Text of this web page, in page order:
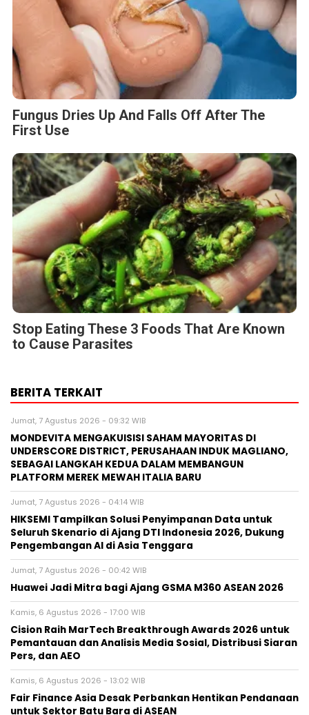
Fungus Dries Up And Falls Off After The
First Use
Stop Eating These 3 Foods That Are Known
to Cause Parasites
BERITA TERKAIT
Jumat, 7 Agustus 2026 - 09:32 WIB
MONDEVITA MENGAKUISISI SAHAM MAYORITAS DI
UNDERSCORE DISTRICT, PERUSAHAAN INDUK MAGLIANO,
SEBAGAI LANGKAH KEDUA DALAM MEMBANGUN
PLATFORM MEREK MEWAH ITALIA BARU
Jumat, 7 Agustus 2026 - 04:14 WIB
HIKSEMI Tampilkan Solusi Penyimpanan Data untuk
Seluruh Skenario di Ajang DTI Indonesia 2026, Dukung
Pengembangan AI di Asia Tenggara
Jumat, 7 Agustus 2026 - 00:42 WIB
Huawei Jadi Mitra bagi Ajang GSMA M360 ASEAN 2026
Kamis, 6 Agustus 2026 - 17:00 WIB
Cision Raih MarTech Breakthrough Awards 2026 untuk
Pemantauan dan Analisis Media Sosial, Distribusi Siaran
Pers, dan AEO
Kamis, 6 Agustus 2026 - 13:02 WIB
Fair Finance Asia Desak Perbankan Hentikan Pendanaan
untuk Sektor Batu Bara di ASEAN